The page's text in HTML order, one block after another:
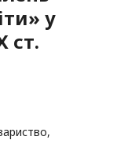
у
ст.